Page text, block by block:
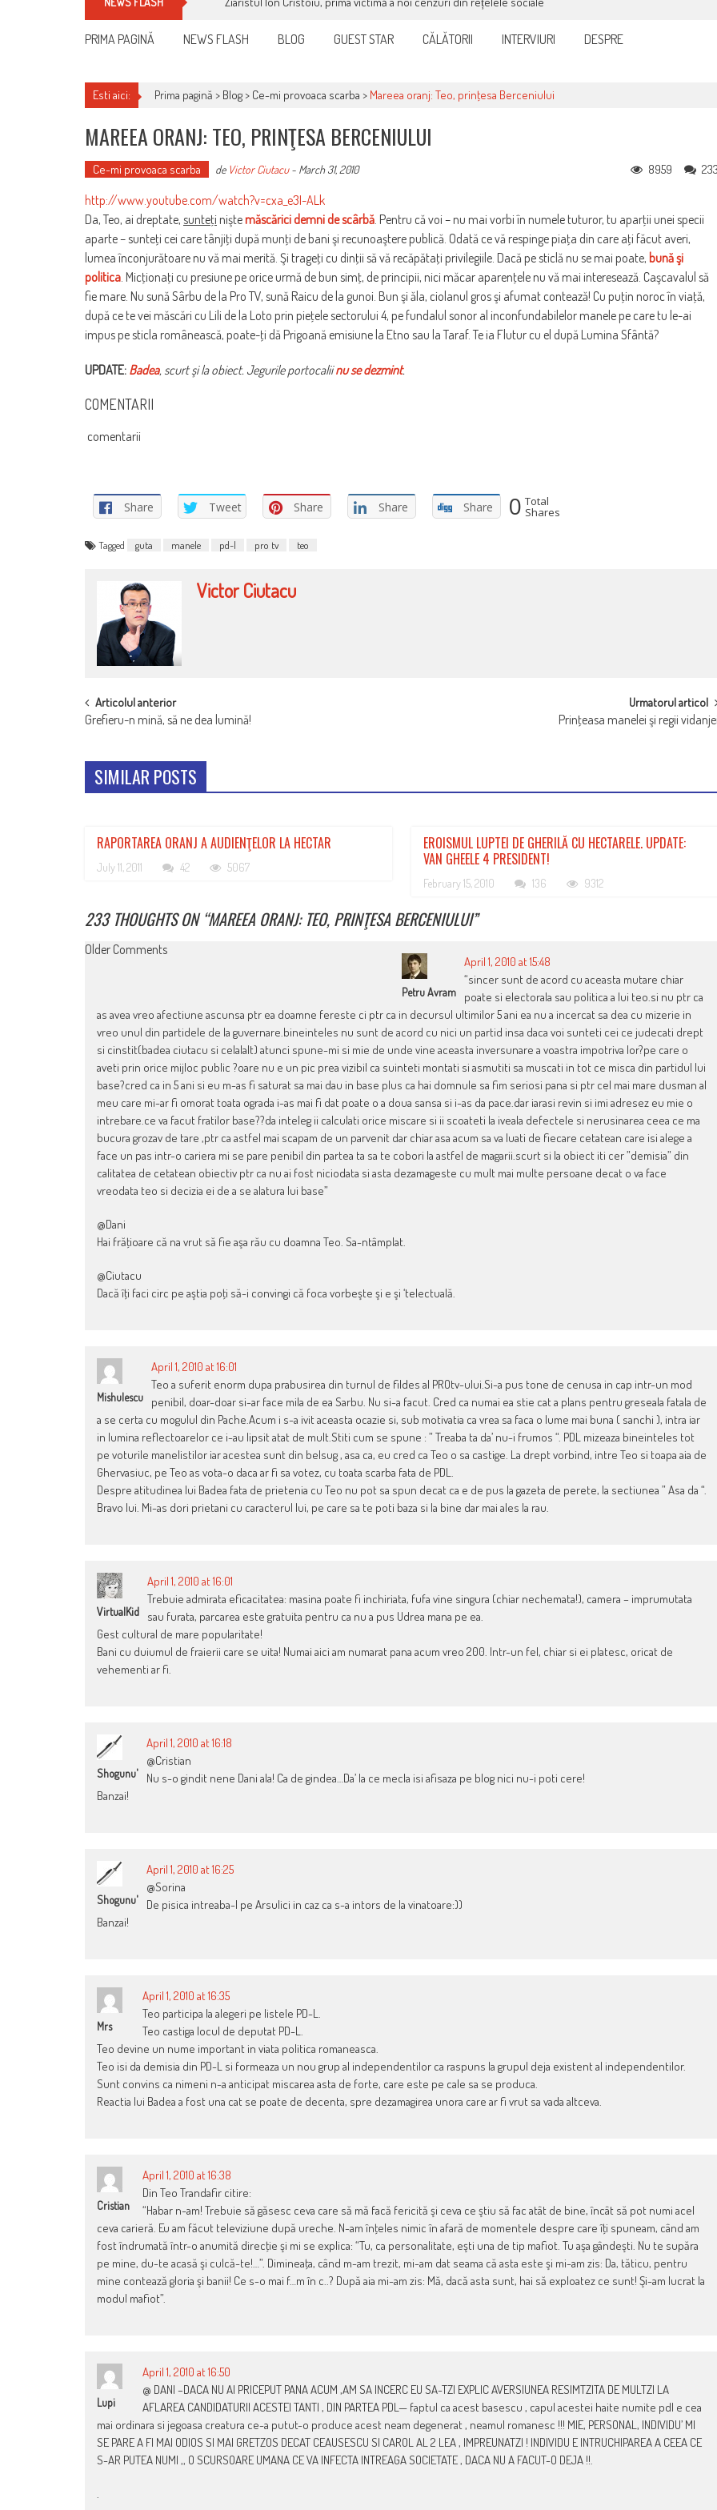
PRIMA PAGINĂ NEWS FLASH BLOG GUEST STAR CĂLĂTORII INTERVIURI DESPRE
Esti aici: Prima pagină > Blog> Ce-mi provoaca scarba > Mareea oranj: Teo, prinţesa Berceniului
MAREEA ORANJ: TEO, PRINŢESA BERCENIULUI
Ce-mi provoaca scarba de Victor Ciutacu- March 31, 2010 8959
http://www.youtube.com/watch?v=cxa_e3I-ALk
Da, Teo, ai dreptate, sunteţi niştemăscărici demni de scârbă. Pentru că voi – nu mai vorbi în numele tuturor, tu aparţii unei specii
aparte – sunteţi cei care tânjiţi după munţi de bani şi recunoaştere publică. Odată ce vă respinge piaţa din care aţi făcut averi,
lumea înconjurătoare nu vă mai merită. Şi trageţi cu dinţii să vă recăpătaţi privilegiile. Dacă pe sticlă nu se mai poate, bună şi
politica. Micţionaţi cu presiune pe orice urmă de bun simţ, de principii, nici măcar aparenţele nu vă mai interesează. Caşcavalul să
fie mare. Nu sună Sârbu de la Pro TV, sună Raicu de la gunoi. Bun şi ăla, ciolanul gros şi afumat contează! Cu puţin noroc în viaţă,
după ce te vei măscări cu Lili de la Loto prin pieţele sectorului 4, pe fundalul sonor al inconfundabilelor manele pe care tu le-ai
impus pe sticla românească, poate-ţi dă Prigoană emisiune la Etno sau la Taraf. Te ia Flutur cu el după Lumina Sfântă?
UPDATE: Badea, scurt şi la obiect. Jegurile portocaliinu se dezmint.
COMENTARII
comentarii
Share Tweet Share Share Share 0 Total
Shares
Tagged guta manele pd-l pro tv teo
Victor Ciutacu
POST
NAVIGATION
Articolul anterior
Grefieru-n mină, să ne dea lumină!
Urmatorul articol
Prinţeasa manelei şi regii
SIMILAR POSTS
RAPORTAREA ORANJ A AUDIENŢELOR LA HECTAR
July 11, 2011 42 5067
EROISMUL LUPTEI DE GHERILĂ CU HECTARELE. UPDATE:
VAN GHEELE 4 PRESIDENT!
February 15, 2010 136 9312
233 THOUGHTS ON “MAREEA ORANJ: TEO, PRINŢESA BERCENIULUI”
COMMENT
Older Comments
Petru Avram
April 1, 2010 at 15:48
“sincer sunt de acord cu aceasta mutare chiar
poate si electorala sau politica a lui teo.si nu ptr ca
as avea vreo afectiune ascunsa ptr ea doamne fereste ci ptr ca in decursul ultimilor 5 ani ea nu a incercat sa dea cu mizerie in
vreo unul din partidele de la guvernare.bineinteles nu sunt de acord cu nici un partid insa daca voi sunteti cei ce judecati drept
si cinstit(badea ciutacu si celalalt) atunci spune-mi si mie de unde vine aceasta inversunare a voastra impotriva lor?pe care o
aveti prin orice mijloc public ?oare nu e un pic prea vizibil ca suinteti montati si asmutiti sa muscati in tot ce misca din partidul lui
base?cred ca in 5 ani si eu m-as fi saturat sa mai dau in base plus ca hai domnule sa fim seriosi pana si ptr cel mai mare dusman al
meu care mi-ar fi omorat toata ograda i-as mai fi dat poate o a doua sansa si i-as da pace.dar iarasi revin si imi adresez eu mie o
intrebare.ce va facut fratilor base??da inteleg ii calculati orice miscare si ii scoateti la iveala defectele si nerusinarea ceea ce ma
bucura grozav de tare ,ptr ca astfel mai scapam de un parvenit dar chiar asa acum sa va luati de fiecare cetatean care isi alege a
face un pas intr-o cariera mi se pare penibil din partea ta sa te cobori la astfel de magarii.scurt si la obiect iti cer ”demisia” din
calitatea de cetatean obiectiv ptr ca nu ai fost niciodata si asta dezamageste cu mult mai multe persoane decat o va face
vreodata teo si decizia ei de a se alatura lui base”
@Dani
Hai frăţioare că na vrut să fie aşa rău cu doamna Teo. Sa-ntâmplat.
@Ciutacu
Dacă îţi faci circ pe aştia poţi să-i convingi că foca vorbeşte şi e şi ‘telectuală.
Mishulescu
April 1, 2010 at 16:01
Teo a suferit enorm dupa prabusirea din turnul de fildes al PROtv-ului.Si-a pus tone de cenusa in cap intr-un mod
penibil, doar-doar si-ar face mila de ea Sarbu. Nu si-a facut. Cred ca numai ea stie cat a plans pentru greseala fatala de
a se certa cu mogulul din Pache.Acum i s-a ivit aceasta ocazie si, sub motivatia ca vrea sa faca o lume mai buna ( sanchi ), intra iar
in lumina reflectoarelor ce i-au lipsit atat de mult.Stiti cum se spune : ” Treaba ta da’ nu-i frumos “. PDL mizeaza bineinteles tot
pe voturile manelistilor iar acestea sunt din belsug , asa ca, eu cred ca Teo o sa castige. La drept vorbind, intre Teo si toapa aia de
Ghervasiuc, pe Teo as vota-o daca ar fi sa votez, cu toata scarba fata de PDL.
Despre atitudinea lui Badea fata de prietenia cu Teo nu pot sa spun decat ca e de pus la gazeta de perete, la sectiunea ” Asa da “.
Bravo lui. Mi-as dori prietani cu caracterul lui, pe care sa te poti baza si la bine dar mai ales la rau.
VirtualKid
April 1, 2010 at 16:01
Trebuie admirata eficacitatea: masina poate fi inchiriata, fufa vine singura (chiar nechemata!), camera – imprumutata
sau furata, parcarea este gratuita pentru ca nu a pus Udrea mana pe ea.
Gest cultural de mare popularitate!
Bani cu duiumul de fraierii care se uita! Numai aici am numarat pana acum vreo 200. Intr-un fel, chiar si ei platesc, oricat de
vehementi ar fi.
Shogunu'
April 1, 2010 at 16:18
@Cristian
Nu s-o gindit nene Dani ala! Ca de gindea…Da’ la ce mecla isi afisaza pe blog nici nu-i poti cere!
Banzai!
Shogunu'
April 1, 2010 at 16:25
@Sorina
De pisica intreaba-l pe Arsulici in caz ca s-a intors de la vinatoare:))
Banzai!
Mrs
April 1, 2010 at 16:35
Teo participa la alegeri pe listele PD-L.
Teo castiga locul de deputat PD-L.
Teo devine un nume important in viata politica romaneasca.
Teo isi da demisia din PD-L si formeaza un nou grup al independentilor ca raspuns la grupul deja existent al independentilor.
Sunt convins ca nimeni n-a anticipat miscarea asta de forte, care este pe cale sa se produca.
Reactia lui Badea a fost una cat se poate de decenta, spre dezamagirea unora care ar fi vrut sa vada altceva.
Cristian
April 1, 2010 at 16:38
Din Teo Trandafir citire:
“Habar n-am! Trebuie să găsesc ceva care să mă facă fericită şi ceva ce ştiu să fac atât de bine, încât să pot numi acel
ceva carieră. Eu am făcut televiziune după ureche. N-am înţeles nimic în afară de momentele despre care îţi spuneam, când am
fost îndrumată într-o anumită direcţie şi mi se explica: “Tu, ca personalitate, eşti una de tip mafiot. Tu aşa gândeşti. Nu te supăra
pe mine, du-te acasă şi culcă-te!…”. Dimineaţa, când m-am trezit, mi-am dat seama că asta este şi mi-am zis: Da, tăticu, pentru
mine contează gloria şi banii! Ce s-o mai f…m în c..? După aia mi-am zis: Mă, dacă asta sunt, hai să exploatez ce sunt! Şi-am lucrat la
modul mafiot”.
Lupi
April 1, 2010 at 16:50
@ DANI –DACA NU AI PRICEPUT PANA ACUM ,AM SA INCERC EU SA-TZI EXPLIC AVERSIUNEA RESIMTZITA DE MULTZI LA
AFLAREA CANDIDATURII ACESTEI TANTI , DIN PARTEA PDL— faptul ca acest basescu , capul acestei haite numite pdl e cea
mai ordinara si jegoasa creatura ce-a putut-o produce acest neam degenerat , neamul romanesc !!! MIE, PERSONAL, INDIVIDU’ MI
SE PARE A FI MAI ODIOS SI MAI GRETZOS DECAT CEAUSESCU SI CAROL AL 2 LEA , IMPREUNATZI ! INDIVIDU E INTRUCHIPAREA A CEEA CE
S-AR PUTEA NUMI ,, O SCURSOARE UMANA CE VA INFECTA INTREAGA SOCIETATE , DACA NU A FACUT-O DEJA !!.
.